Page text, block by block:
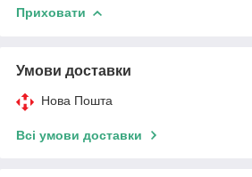
Приховати
Умови доставки
Нова Пошта
Всі умови доставки